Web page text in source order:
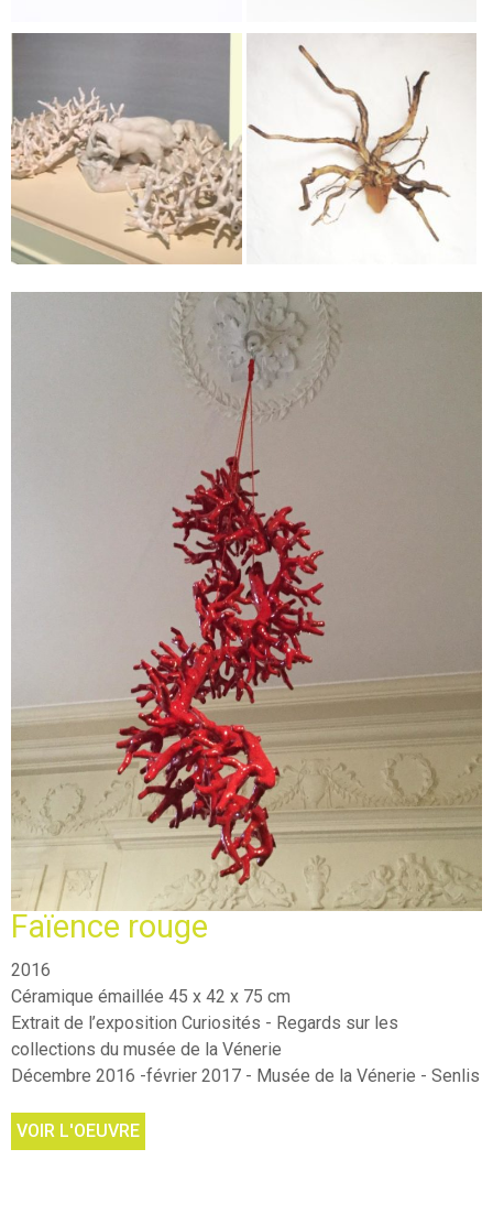
Faïence rouge
2016
Céramique émaillée 45 x 42 x 75 cm
Extrait de l’exposition Curiosités - Regards sur les
collections du musée de la Vénerie
Décembre 2016 -février 2017 - Musée de la Vénerie - Senlis
VOIR L'OEUVRE